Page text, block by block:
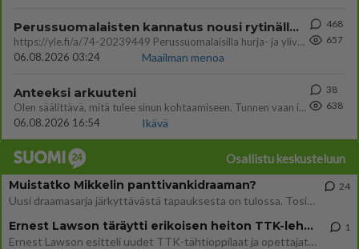
Perussuomalaisten kannatus nousi rytinällä Ylen tänään julkaisemassa tuoreimmassa gallup-kyselyssä.
https://yle.fi/a/74-20239449 Perussuomalaisilla hurja- ja ylivoimaisesti suurin nousu tässä uudessa Ylen gallupissa. Kyl
06.08.2026 03:24
Maailman menoa
468
657
Anteeksi arkuuteni
Olen säälittävä, mitä tulee sinun kohtaamiseen. Tunnen vaan itseni todella epävarmaksi sun kanssa. Jos minun olisi pitän
06.08.2026 16:54
Ikävä
38
638
Osallistu keskusteluun
Muistatko Mikkelin panttivankidraaman?
Uusi draamasarja järkyttävästä tapauksesta on tulossa. Tositapahtumiin perustuva sarja ammentaa vuoden 1986 Mikkelin pan
24
Ernest Lawson täräytti erikoisen heiton TTK-lehdistötilaisuudessa: " Onko tässä tarkoituksena...?"
Ernest Lawson esitteli uudet TTK-tähtioppilaat ja opettajat torstaina 6.8. lehdistölle. Tulevalla kaudella on yksi hausk
1